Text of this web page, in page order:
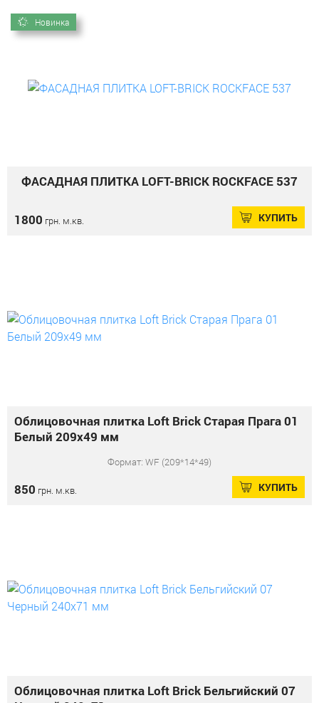
Новинка
ФАСАДНАЯ ПЛИТКА LOFT-BRICK ROCKFACE 537
1800 грн. м.кв. КУПИТЬ
Облицовочная плитка Loft Brick Старая Прага 01
Белый 209x49 мм
Формат: WF (209*14*49)
850 грн. м.кв. КУПИТЬ
Облицовочная плитка Loft Brick Бельгийский 07